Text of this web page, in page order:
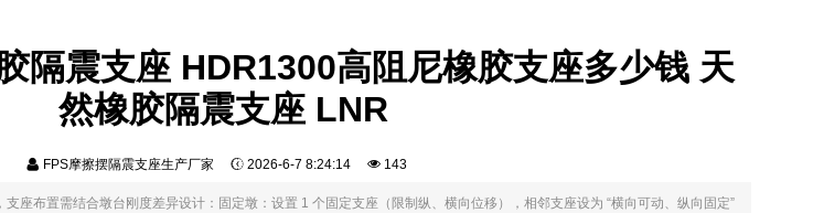
隔震支座 HDR1300高阻尼橡胶支座多少钱 天
然橡胶隔震支座 LNR
FPS摩擦摆隔震支座生产厂家 2026-6-7 8:24:14 143
座布置需结合墩台刚度差异设计：固定墩：设置 1 个固定支座（限制纵、横向位移），相邻支座设为 “横向可动、纵向固定”